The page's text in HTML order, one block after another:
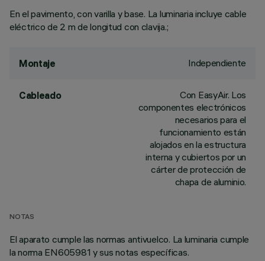
En el pavimento, con varilla y base. La luminaria incluye cable
eléctrico de 2 m de longitud con clavija.;
Montaje Independiente
Cableado
Con EasyAir. Los
componentes electrónicos
necesarios para el
funcionamiento están
alojados en la estructura
interna y cubiertos por un
cárter de protección de
chapa de aluminio.
NOTAS
El aparato cumple las normas antivuelco. La luminaria cumple
la norma EN605981 y sus notas específicas.